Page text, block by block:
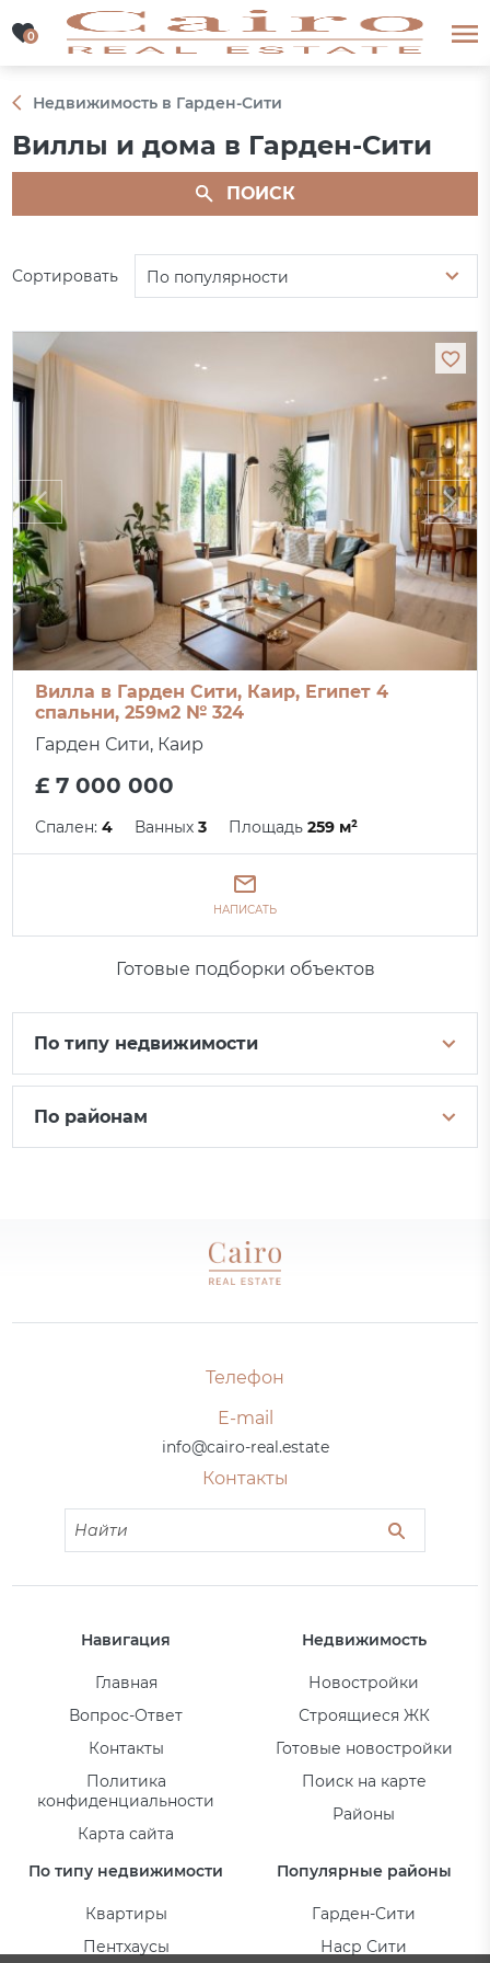
0
0
Недвижимость в Гарден-Сити
Виллы и дома в Гарден-Сити
ПОИСК
Сортировать По популярности
Вилла в Гарден Сити, Каир, Египет 4
спальни, 259м2 № 324
Гарден Сити, Каир
£ 7 000 000
Спален:4 Ванных3 Площадь259 м²
НАПИСАТЬ
Готовые подборки объектов
По типу недвижимости
По районам
Телефон
E-mail
info@cairo-real.estate
Контакты
Навигация
Главная
Вопрос-Ответ
Контакты
Политика
конфиденциальности
Карта сайта
Недвижимость
Новостройки
Строящиеся ЖК
Готовые новостройки
Поиск на карте
Районы
По типу недвижимости
Квартиры
Пентхаусы
Популярные районы
Гарден-Сити
Наср Сити